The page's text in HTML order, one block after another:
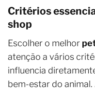
Critérios
shop
Escolher o melhor
atenção a vários
influencia
bem-estar do